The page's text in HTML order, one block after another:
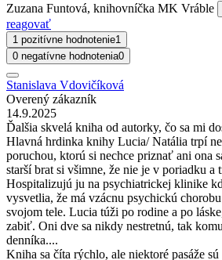
Zuzana Funtová, knihovníčka MK Vráble
reagovať
1 pozitívne hodnotenie1
0 negatívne hodnotenia0
Stanislava Vdovičíková
Overený zákazník
14.9.2025
Ďalšia skvelá kniha od autorky, čo sa mi
Hlavná hrdinka knihy Lucia/ Natália trpí
poruchou, ktorú si nechce priznať ani ona
starší brat si všimne, že nie je v poriadku a
Hospitalizujú ju na psychiatrickej klinike
vysvetlia, že má vzácnu psychickú
svojom tele. Lucia túži po rodine a po
zabiť. Oni dve sa nikdy nestretnú, tak
denníka....
Kniha sa číta rýchlo, ale niektoré pasáže